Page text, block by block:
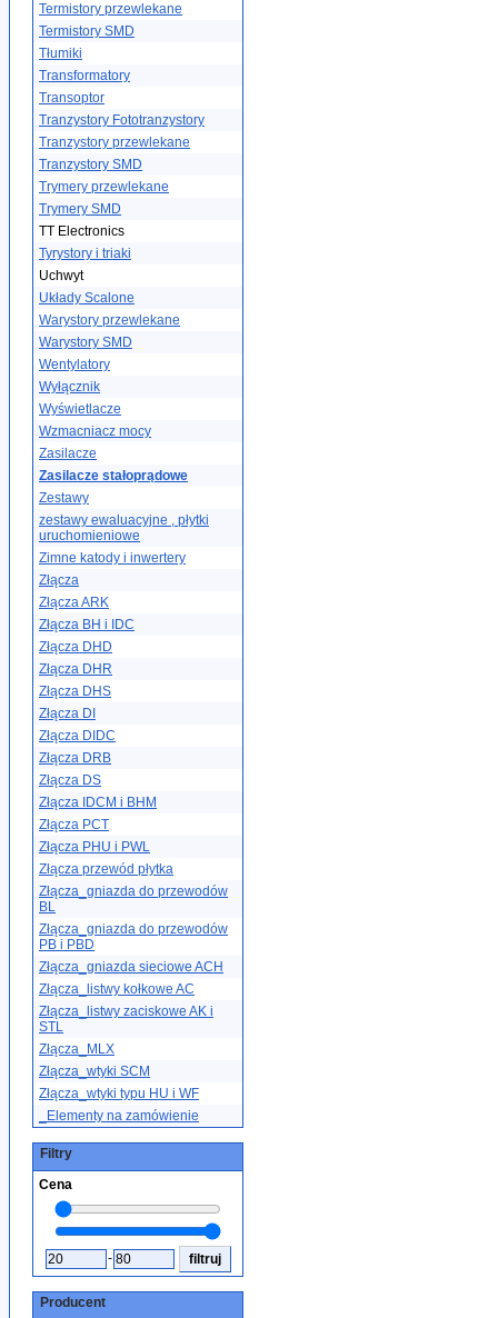
Termistory przewlekane
Termistory SMD
Tłumiki
Transformatory
Transoptor
Tranzystory Fototranzystory
Tranzystory przewlekane
Tranzystory SMD
Trymery przewlekane
Trymery SMD
TT Electronics
Tyrystory i triaki
Uchwyt
Układy Scalone
Warystory przewlekane
Warystory SMD
Wentylatory
Wyłącznik
Wyświetlacze
Wzmacniacz mocy
Zasilacze
Zasilacze stałoprądowe
Zestawy
zestawy ewaluacyjne , płytki
uruchomieniowe
Zimne katody i inwertery
Złącza
Złącza ARK
Złącza BH i IDC
Złącza DHD
Złącza DHR
Złącza DHS
Złącza DI
Złącza DIDC
Złącza DRB
Złącza DS
Złącza IDCM i BHM
Złącza PCT
Złącza PHU i PWL
Złącza przewód płytka
Złącza_gniazda do przewodów
BL
Złącza_gniazda do przewodów
PB i PBD
Złącza_gniazda sieciowe ACH
Złącza_listwy kołkowe AC
Złącza_listwy zaciskowe AK i
STL
Złącza_MLX
Złącza_wtyki SCM
Złącza_wtyki typu HU i WF
_Elementy na zamówienie
Filtry
Cena
-
Producent